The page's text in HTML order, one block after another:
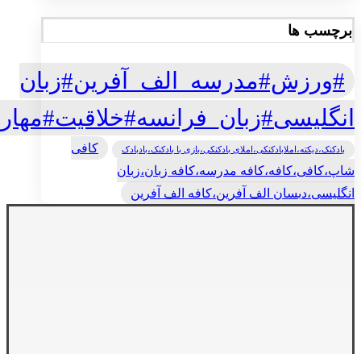
برچسب ها
#ورزش#مدرسه_الف_آفرین#زبان
بادکنک،دیکته،املابادکنکی،املای بادکنکی،بازی با بادکنک،بادبادک
کافی
شاپ،کافی،کافه،کافه مدرسه،کافه زبان،زبان
انگلیسی،دبسان الف آفرین،کافه الف آفرین